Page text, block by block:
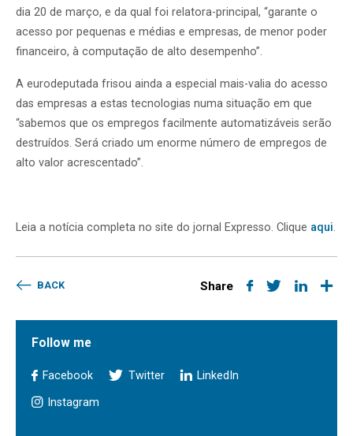
dia 20 de março, e da qual foi relatora-principal, “garante o
acesso por pequenas e médias e empresas, de menor poder
financeiro, à computação de alto desempenho”.
A eurodeputada frisou ainda a especial mais-valia do acesso
das empresas a estas tecnologias numa situação em que
“sabemos que os empregos facilmente automatizáveis serão
destruídos. Será criado um enorme número de empregos de
alto valor acrescentado”.
Leia a notícia completa no site do jornal Expresso. Clique aqui.
BACK Share
Follow me
Facebook Twitter LinkedIn
Instagram